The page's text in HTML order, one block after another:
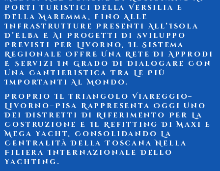
Porti Turistici DellaVersilia E
Della Maremma , Fino Alle
Infrastrutture Presenti All’Isola
D’Elba E Ai Progetti Di Sviluppo
Previsti Per Livorno, Il Sistema
Regionale Offre Una Rete Di Approdi
E Servizi In Grado Di Dialogare Con
Una Cantieristica Tra Le Più
Importanti Al Mondo.
Proprio Il TriangoloViareggio–
Livorno–Pisa Rappresenta Oggi Uno
Dei Distretti Di Riferimento Per La
Costruzione E Il Refitting DiMaxi E
Mega Yacht, Consolidando La
Centralità Della Toscana Nella
Filiera Internazionale Dello
Yachting.